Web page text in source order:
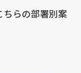
ちらの部署別案